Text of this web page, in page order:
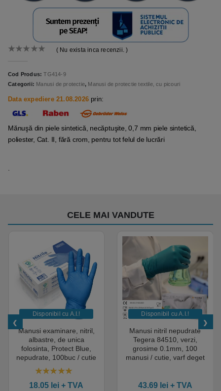
( Nu exista inca recenzii. )
Cod Produs:TG414-9
Categorii: Manusi de protectie, Manusi de protectie textile, cu picouri
Data expediere 21.08.2026 prin:
Mănuşă din piele sintetică, necăptuşite, 0,7 mm piele sintetică,
poliester, Cat. II, fără crom, pentru tot felul de lucrări
CELE MAI VANDUTE
Disponibil cu A.I.​!
Manusi examinare, nitril,
albastre, de unica
folosinta, Protect Blue,
nepudrate, 100buc / cutie
pentru medical, HoReCa,
saloane si domeniul
industrial, calitate premium
18.05 lei + TVA
Disponibil cu A.I.​!
Manusi nitril nepudrate
Tegera 84510, verzi,
grosime 0.1mm, 100
manusi / cutie, varf deget
43.69 lei+ TVA